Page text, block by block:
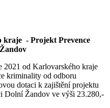
kraje - Projekt Prevence
2021 od Karlovarského kraje
kriminality od odboru
dotaci k zajištění projektu
Dolní Žandov ve výši 23.280,-